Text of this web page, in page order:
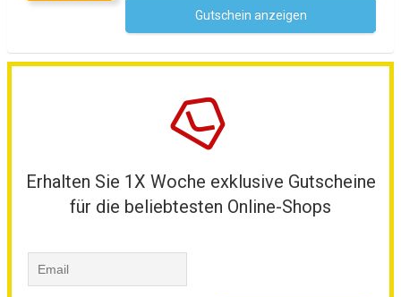
Gutschein anzeigen
Erhalten Sie 1X Woche exklusive Gutscheine
für die beliebtesten Online-Shops